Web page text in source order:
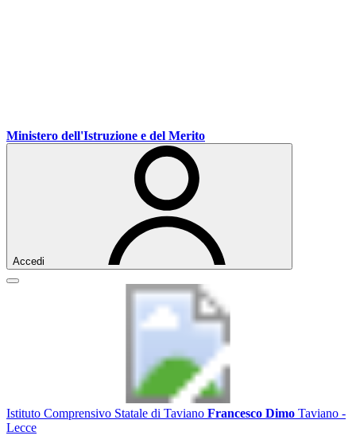
Vai
ai
Vai
al
Vai
al
Ministero dell'Istruzione e del Merito
Accedi
Istituto Comprensivo Statale di Taviano Francesco Dimo Taviano -
Lecce